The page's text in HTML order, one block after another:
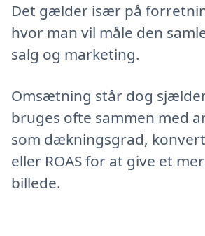
Det gælder især på
hvor man vil måle den
salg og marketing.
Omsætning står dog
bruges ofte sammen med
som dækningsgrad,
eller ROAS for at give et
billede.